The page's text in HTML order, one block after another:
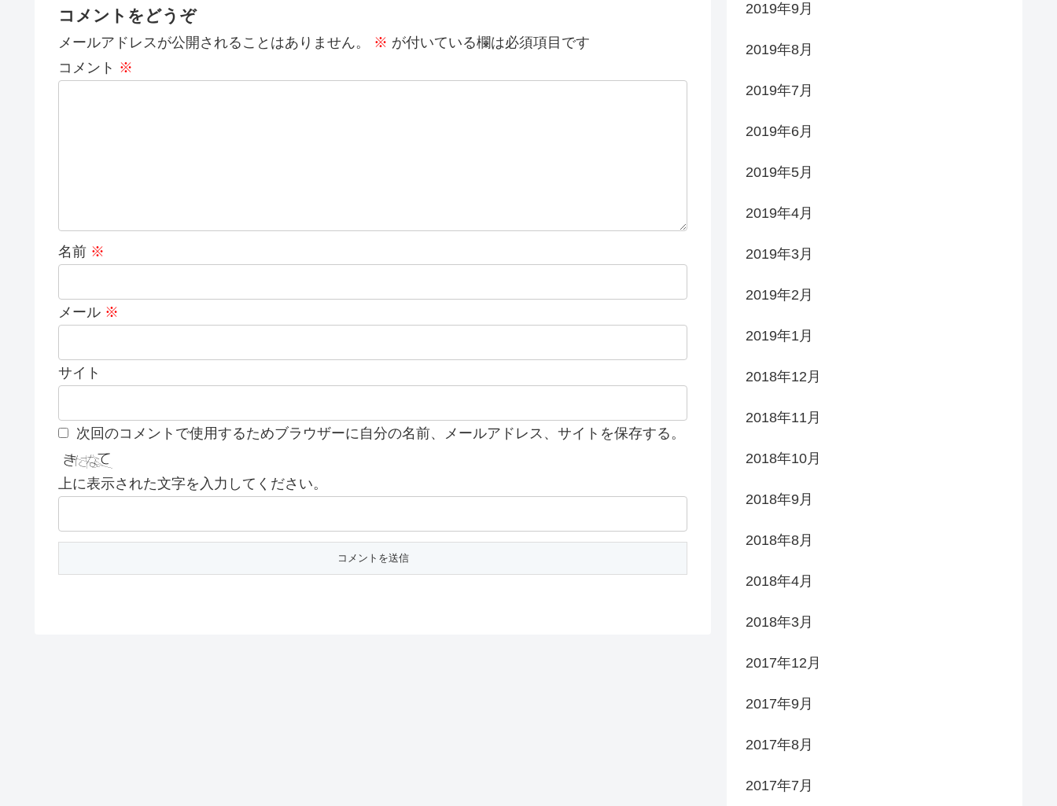
コメントをどうぞ
メールアドレスが公開されることはありません。 ※ が付いている欄は必須項目です
コメント ※
名前 ※
メール ※
サイト
次回のコメントで使用するためブラウザーに自分の名前、メールアドレス、サイトを保存する。
上に表示された文字を入力してください。
2019年9月
2019年8月
2019年7月
2019年6月
2019年5月
2019年4月
2019年3月
2019年2月
2019年1月
2018年12月
2018年11月
2018年10月
2018年9月
2018年8月
2018年4月
2018年3月
2017年12月
2017年9月
2017年8月
2017年7月